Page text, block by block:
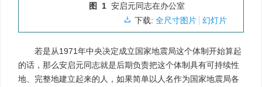
图 1 安启元同志在办公室
下载: 全尺寸图片 幻灯片
若是从1971年中央决定成立国家地震局这个体制开始算起
的话，那么安启元同志就是后期负责把这个体制具有可持续性
地、完整地建立起来的人，如果简单以人名作为国家地震局各